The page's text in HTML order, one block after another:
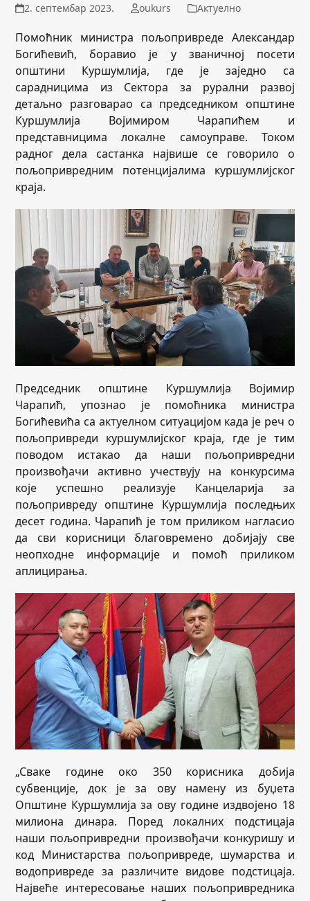
2. септембар 2023. oukurs Актуелно
Помоћник министра пољопривреде Александар
Богићевић, боравио је у званичној посети
општини Куршумлија, где је заједно са
сарадницима из Сектора за рурални развој
детаљно разговарао са председником општине
Куршумлија Војимиром Чарапићем и
представницима локалне самоуправе. Током
радног дела састанка највише се говорило о
пољопривредним потенцијалима куршумлијског
краја.
Председник општине Куршумлија Војимир
Чарапић, упознао је помоћника министра
Богићевића са актуелном ситуацијом када је реч о
пољопривреди куршумлијског краја, где је тим
поводом истакао да наши пољопривредни
произвођачи активно учествују на конкурсима
које успешно реализује Канцеларија за
пољопривреду општине Куршумлија последњих
десет година. Чарапић је том приликом нагласио
да сви корисници благовремено добијају све
неопходне информације и помоћ приликом
аплицирања.
„Сваке године око 350 корисника добија
субвенције, док је за ову намену из буџета
Општине Куршумлија за ову године издвојено 18
милиона динара. Поред локалних подстицаја
наши пољопривредни произвођачи конкуришу и
код Министарства пољопривреде, шумарства и
водопривреде за различите видове подстицаја.
Највеће интересовање наших пољопривредника